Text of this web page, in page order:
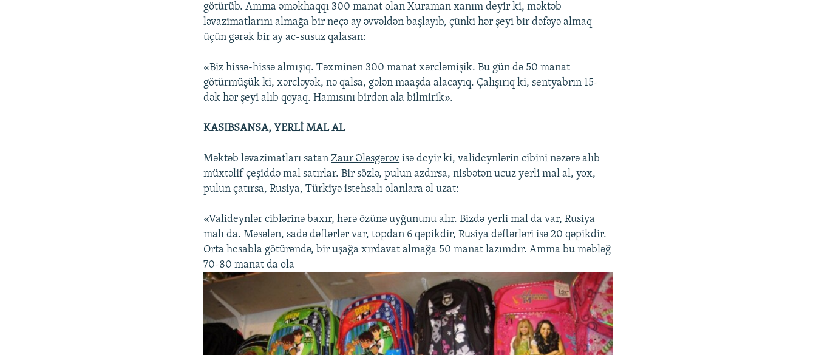
götürüb. Amma əməkhaqqı 300 manat olan Xuraman xanım deyir ki, məktəb
ləvazimatlarını almağa bir neçə ay əvvəldən başlayıb, çünki hər şeyi bir dəfəyə almaq
üçün gərək bir ay ac-susuz qalasan:
«Biz hissə-hissə almışıq. Təxminən 300 manat xərcləmişik. Bu gün də 50 manat
götürmüşük ki, xərcləyək, nə qalsa, gələn maaşda alacayıq. Çalışırıq ki, sentyabrın 15-
dək hər şeyi alıb qoyaq. Hamısını birdən ala bilmirik».
KASIBSANSA, YERLİ MAL AL
Məktəb ləvazimatları satanZaur Ələsgərov isə deyir ki, valideynlərin cibini nəzərə alıb
müxtəlif çeşiddə mal satırlar. Bir sözlə, pulun azdırsa, nisbətən ucuz yerli mal al, yox,
pulun çatırsa, Rusiya, Türkiyə istehsalı olanlara əl uzat:
«Valideynlər ciblərinə baxır, hərə özünə uyğununu alır. Bizdə yerli mal da var, Rusiya
malı da. Məsələn, sadə dəftərlər var, topdan 6 qəpikdir, Rusiya dəftərləri isə 20 qəpikdir.
Orta hesabla götürəndə, bir uşağa xırdavat almağa 50 manat lazımdır. Amma bu məbləğ
70-80 manat da ola